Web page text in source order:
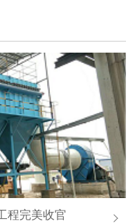
程完美收官